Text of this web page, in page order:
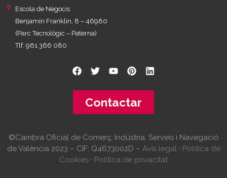
Escola de Negocis
Benjamín Franklin, 8 – 46980
(Parc Tecnològic – Paterna)
Tlf. 961 366 080
Contactar
©Cambra Oficial de Comerç, Indústria, Serveis i Navegació
de València 2023 – CIF: Q4673002D – Avís legal· Política de
Cookies · Política de privacitat